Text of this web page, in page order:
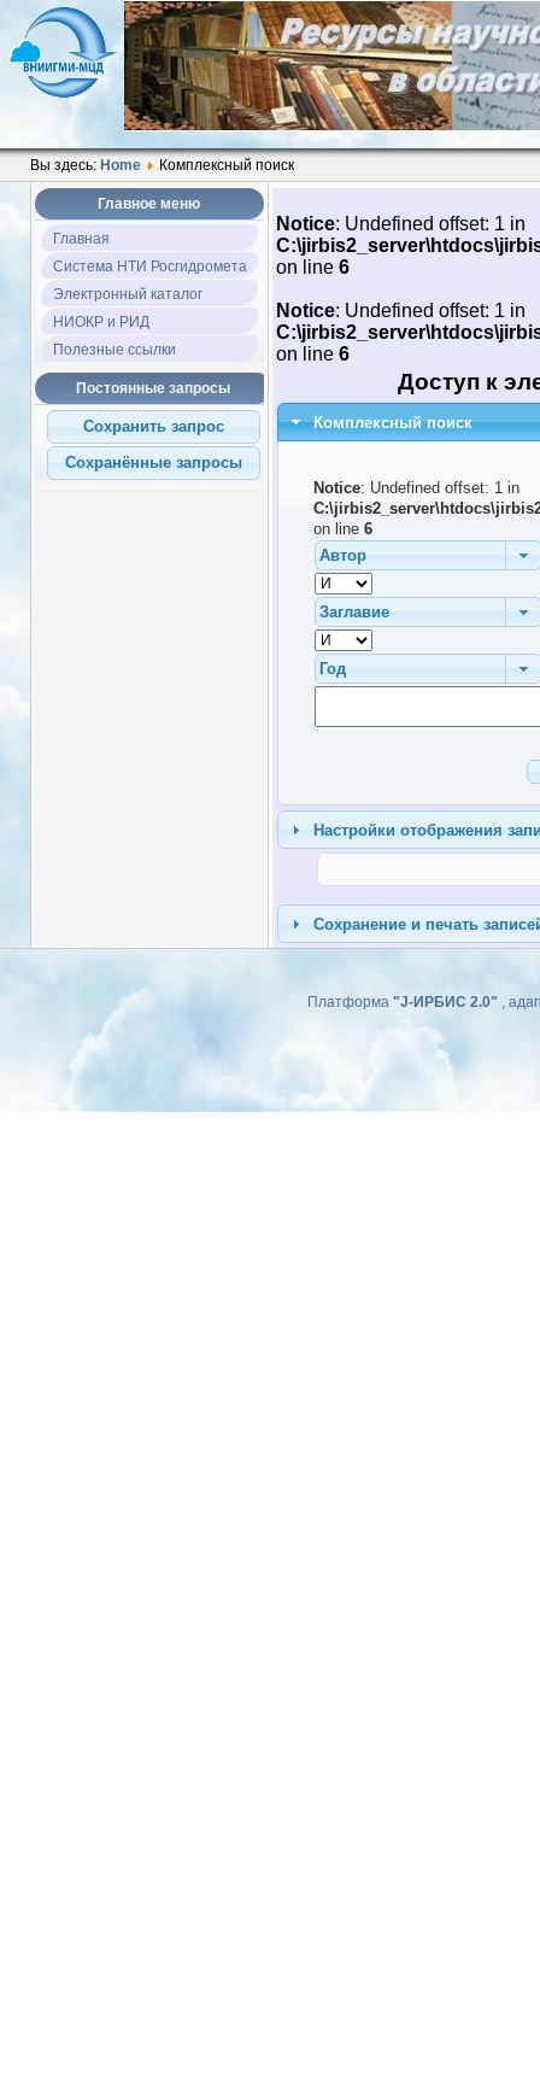
Вы здесь: Home Комплексный поиск
Главное меню
Главная
Система НТИ Росгидромета
Электронный каталог
НИОКР и РИД
Полезные ссылки
Постоянные запросы
Notice: Undefined offset: 1 in
on line 6
Notice: Undefined offset: 1 in
on line 6
Доступ к
Комплексный поиск
Notice: Undefined offset: 1 in
on line 6
Настройки отображения
Сохранение и печать
Платформа "J-ИРБИС 2.0" ,